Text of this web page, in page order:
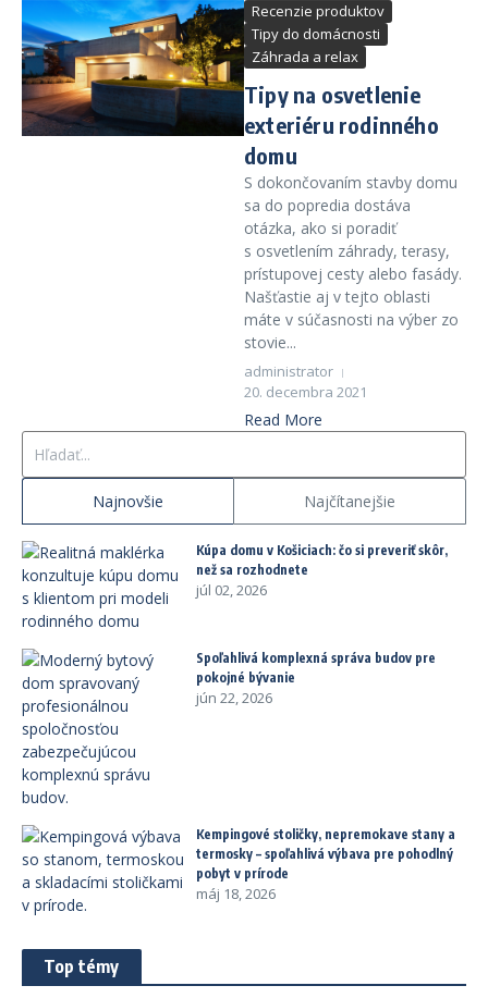
Recenzie produktov
Tipy do domácnosti
Záhrada a relax
Tipy na osvetlenie
exteriéru rodinného
domu
S dokončovaním stavby domu
sa do popredia dostáva
otázka, ako si poradiť
s osvetlením záhrady, terasy,
prístupovej cesty alebo fasády.
Našťastie aj v tejto oblasti
máte v súčasnosti na výber zo
stovie...
administrator
20. decembra 2021
Read More
Najnovšie Najčítanejšie
Kúpa domu v Košiciach: čo si preveriť skôr,
než sa rozhodnete
júl 02, 2026
Spoľahlivá komplexná správa budov pre
pokojné bývanie
jún 22, 2026
Kempingové stoličky, nepremokave stany a
termosky – spoľahlivá výbava pre pohodlný
pobyt v prírode
máj 18, 2026
Top témy